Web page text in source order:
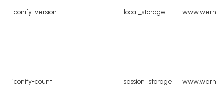
iconify-version local_storage
iconify-count session_storage